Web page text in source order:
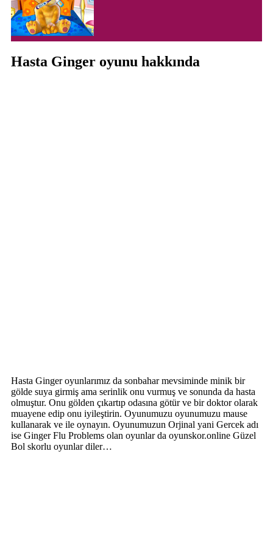
Hasta Ginger oyunu hakkında
Hasta Ginger oyunlarımız da sonbahar mevsiminde minik bir
gölde suya girmiş ama serinlik onu vurmuş ve sonunda da hasta
olmuştur. Onu gölden çıkartıp odasına götür ve bir doktor olarak
muayene edip onu iyileştirin. Oyunumuzu oyunumuzu mause
kullanarak ve ile oynayın. Oyunumuzun Orjinal yani Gercek adı
ise Ginger Flu Problems olan oyunlar da oyunskor.online Güzel
Bol skorlu oyunlar diler…